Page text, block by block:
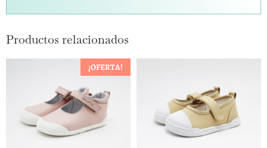
Productos relacionados
¡OFERTA!